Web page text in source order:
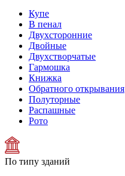
Купе
В пенал
Двухсторонние
Двойные
Двухстворчатые
Гармошка
Книжка
Обратного открывания
Полуторные
Распашные
Рото
По типу зданий